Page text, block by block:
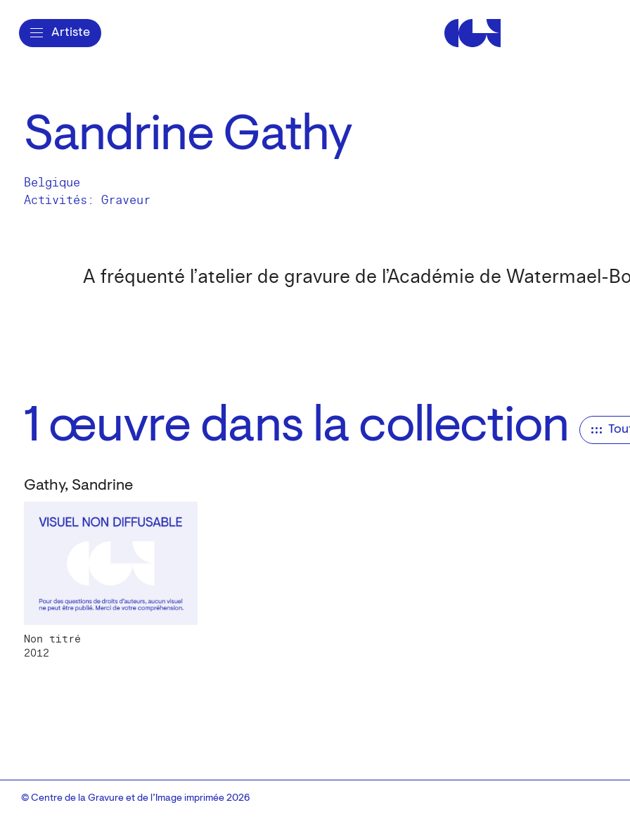
Artiste Centre de la Gravure et
Sandrine Gathy
Belgique
Activités: Graveur
A fréquenté l’atelier de gravure de l’Académie de Watermael-
1 œuvre dans la collection
Gathy, Sandrine
Non titré
2012
© Centre de la Gravure et de l’Image imprimée 2026